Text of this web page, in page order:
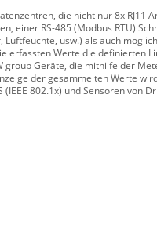
die nicht nur 8x RJ11
einer RS-485 (Modbus RTU)
usw.) als auch
erfassten Werte die definierten
group Geräte, die mithilfe der
der gesammelten Werte
802.1x) und Sensoren von